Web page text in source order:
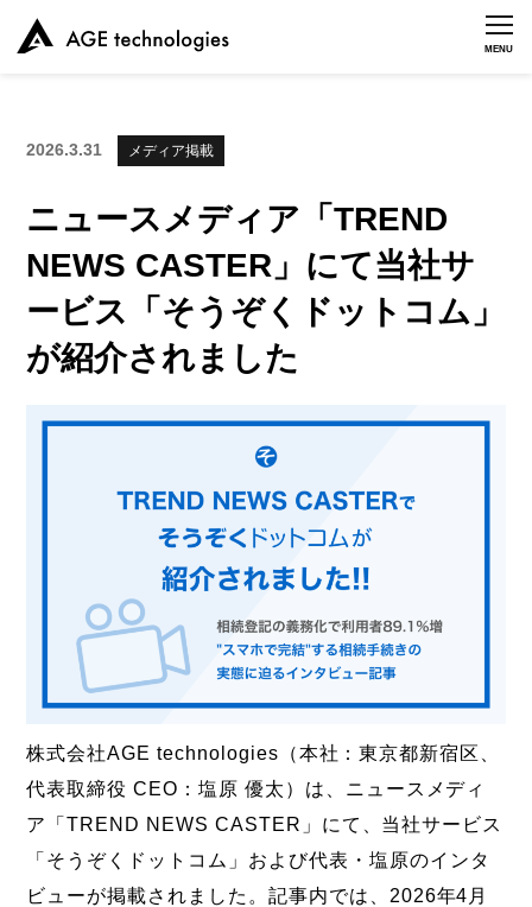
MENU
2026.3.31 メディア掲載
ニュースメディア「TREND
NEWS CASTER」にて当社サ
ービス「そうぞくドットコム」
が紹介されました
株式会社AGE technologies（本社：東京都新宿区、
代表取締役 CEO：塩原 優太）は、ニュースメディ
ア「TREND NEWS CASTER」にて、当社サービス
「そうぞくドットコム」および代表・塩原のインタ
ビューが掲載されました。記事内では、2026年4月